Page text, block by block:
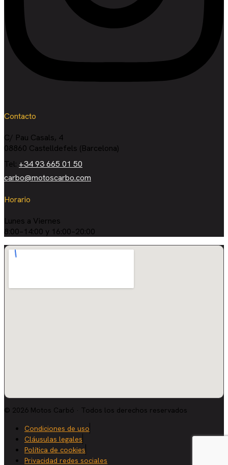
Contacto
C/ Pau Casals, 4
08860 Castelldefels (Barcelona)
Tel: +34 93 665 01 50
carbo@motoscarbo.com
Horario
Lunes a Viernes
8:00–14:00 y 16:00–20:00
© 2026 Motos Carbó · Todos los derechos reservados
Condiciones de uso
Cláusulas legales
Política de cookies
Privacidad redes sociales